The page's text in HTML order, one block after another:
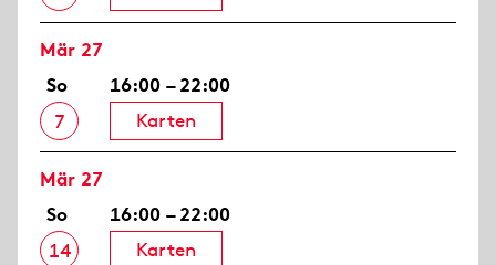
Mär 27
So
7
16:00 – 22:00
Karten
Mär 27
So
14
16:00 – 22:00
Karten